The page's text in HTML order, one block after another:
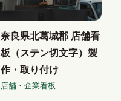
奈良県北葛城郡 店舗看
板（ステン切文字）製
作・取り付け
店舗・企業看板